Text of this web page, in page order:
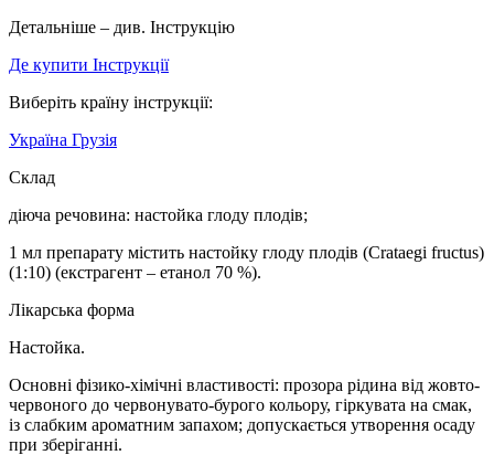
Детальніше – див. Інструкцію
Де купити Iнструкції
Виберіть країну інструкції:
Україна Грузія
Склад
діюча речовина: настойка глоду плодів;
1 мл препарату містить настойку глоду плодів (Crataegi fructus)
(1:10) (екстрагент – етанол 70 %).
Лікарська форма
Настойка.
Основні фізико-хімічні властивості: прозора рідина від жовто-
червоного до червонувато-бурого кольору, гіркувата на смак,
із слабким ароматним запахом; допускається утворення осаду
при зберіганні.